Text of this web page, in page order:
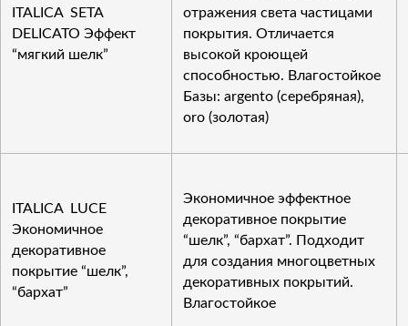
ITALICA SETA
DELICATO Эффект
“мягкий шелк”
отражения света частицами
покрытия. Отличается
высокой кроющей
способностью. Влагостойкое
Базы: argento (серебряная),
oro (золотая)
ITALICA LUCE
Экономичное
декоративное
покрытие “шелк”,
“бархат”
Экономичное эффектное
декоративное покрытие
“шелк”, “бархат”. Подходит
для создания многоцветных
декоративных покрытий.
Влагостойкое